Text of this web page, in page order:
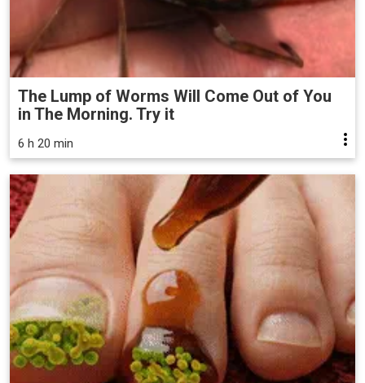
The Lump of Worms Will Come Out of You
in The Morning. Try it
6 h 20 min